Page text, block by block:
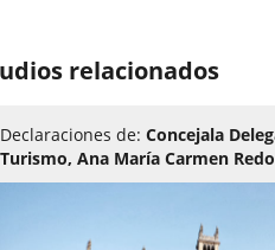
relacionados
Declaraciones de: Concejala
Turismo, Ana María Carmen